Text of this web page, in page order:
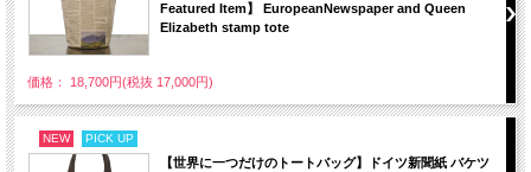
Featured Item】 EuropeanNewspaper and Queen
Elizabeth stamp tote
価格： 18,700円(税抜 17,000円)
NEW PICK UP
【世界に一つだけのトートバッグ】ドイツ新聞紙 バケツ